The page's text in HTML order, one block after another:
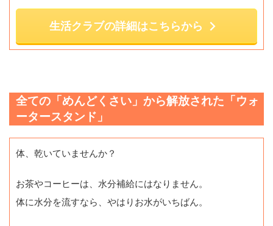
生活クラブの詳細はこちらから
全ての「めんどくさい」から解放された「ウォ
ータースタンド」
体、乾いていませんか？
お茶やコーヒーは、水分補給にはなりません。
体に水分を流すなら、やはりお水がいちばん。